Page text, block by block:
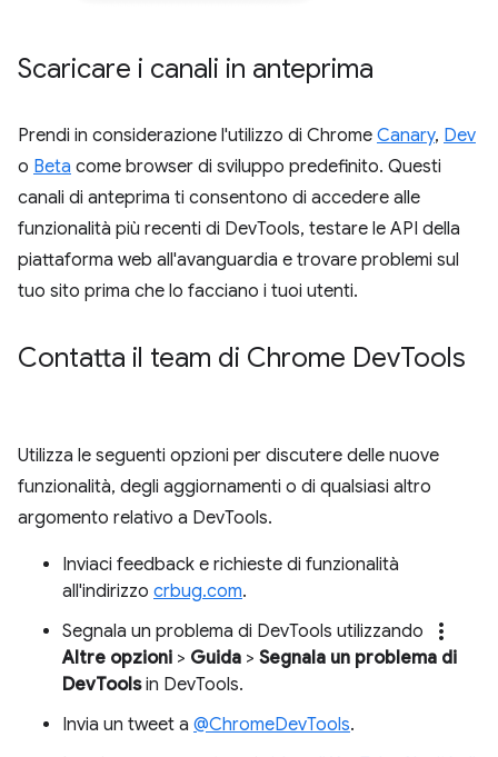
Scaricare i canali in anteprima
Prendi in considerazione l'utilizzo di Chrome Canary, Dev
o Beta come browser di sviluppo predefinito. Questi
canali di anteprima ti consentono di accedere alle
funzionalità più recenti di DevTools, testare le API della
piattaforma web all'avanguardia e trovare problemi sul
tuo sito prima che lo facciano i tuoi utenti.
Contatta il team di Chrome DevTools
Utilizza le seguenti opzioni per discutere delle nuove
funzionalità, degli aggiornamenti o di qualsiasi altro
argomento relativo a DevTools.
Inviaci feedback e richieste di funzionalità
all'indirizzo crbug.com.
Segnala un problema di DevTools utilizzando
more_vert
Altre opzioni > Guida > Segnala un problema di
DevToolsin DevTools.
Invia un tweet a @ChromeDevTools.